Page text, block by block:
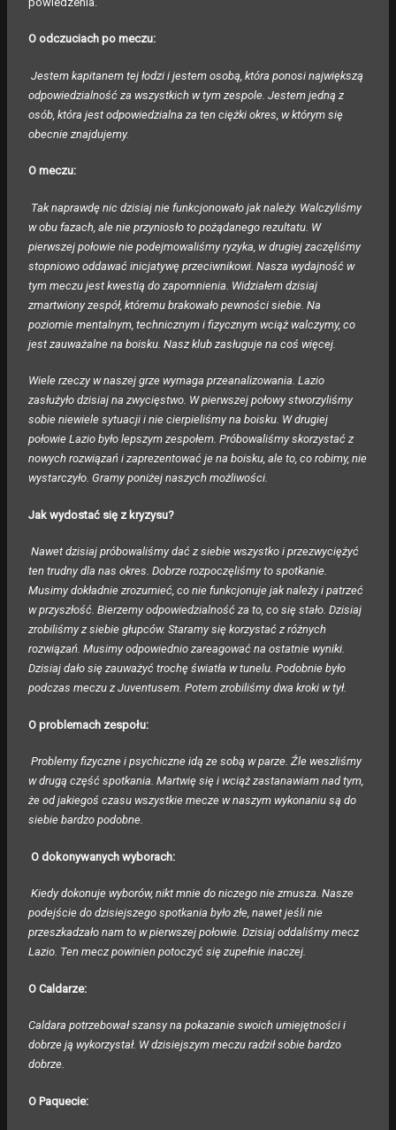
O odczuciach po meczu:
Jestem kapitanem tej łodzi i jestem osobą, która ponosi największą
odpowiedzialność za wszystkich w tym zespole. Jestem jedną z
osób, która jest odpowiedzialna za ten ciężki okres, w którym się
obecnie znajdujemy.
O meczu:
Tak naprawdę nic dzisiaj nie funkcjonowało jak należy. Walczyliśmy
w obu fazach, ale nie przyniosło to pożądanego rezultatu. W
pierwszej połowie nie podejmowaliśmy ryzyka, w drugiej zaczęliśmy
stopniowo oddawać inicjatywę przeciwnikowi. Nasza wydajność w
tym meczu jest kwestią do zapomnienia. Widziałem dzisiaj
zmartwiony zespół, któremu brakowało pewności siebie. Na
poziomie mentalnym, technicznym i fizycznym wciąż walczymy, co
jest zauważalne na boisku. Nasz klub zasługuje na coś więcej.
Wiele rzeczy w naszej grze wymaga przeanalizowania. Lazio
zasłużyło dzisiaj na zwycięstwo. W pierwszej połowy stworzyliśmy
sobie niewiele sytuacji i nie cierpieliśmy na boisku. W drugiej
połowie Lazio było lepszym zespołem. Próbowaliśmy skorzystać z
nowych rozwiązań i zaprezentować je na boisku, ale to, co robimy, nie
wystarczyło. Gramy poniżej naszych możliwości.
Jak wydostać się z kryzysu?
Nawet dzisiaj próbowaliśmy dać z siebie wszystko i przezwyciężyć
ten trudny dla nas okres. Dobrze rozpoczęliśmy to spotkanie.
Musimy dokładnie zrozumieć, co nie funkcjonuje jak należy i patrzeć
w przyszłość. Bierzemy odpowiedzialność za to, co się stało. Dzisiaj
zrobiliśmy z siebie głupców. Staramy się korzystać z różnych
rozwiązań. Musimy odpowiednio zareagować na ostatnie wyniki.
Dzisiaj dało się zauważyć trochę światła w tunelu. Podobnie było
podczas meczu z Juventusem. Potem zrobiliśmy dwa kroki w tył.
O problemach zespołu:
Problemy fizyczne i psychiczne idą ze sobą w parze. Źle weszliśmy
w drugą część spotkania. Martwię się i wciąż zastanawiam nad tym,
że od jakiegoś czasu wszystkie mecze w naszym wykonaniu są do
siebie bardzo podobne.
O dokonywanych wyborach:
Kiedy dokonuje wyborów, nikt mnie do niczego nie zmusza. Nasze
podejście do dzisiejszego spotkania było złe, nawet jeśli nie
przeszkadzało nam to w pierwszej połowie. Dzisiaj oddaliśmy mecz
Lazio. Ten mecz powinien potoczyć się zupełnie inaczej.
O Caldarze:
Caldara potrzebował szansy na pokazanie swoich umiejętności i
dobrze ją wykorzystał. W dzisiejszym meczu radził sobie bardzo
dobrze.
O Paquecie: